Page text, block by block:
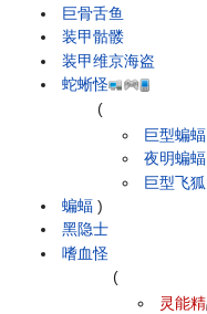
巨骨舌鱼
装甲骷髅
装甲维京海盗
蛇蜥怪
蝙蝠
(
巨型蝙蝠
夜明蝙蝠
巨型飞狐
)
黑隐士
嗜血怪
(
灵能精